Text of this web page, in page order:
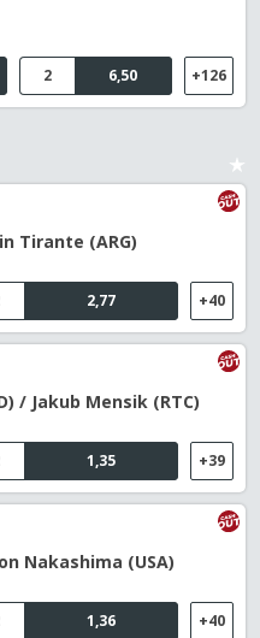
6,50
2 +126
Tirante (ARG)
2,77 +40
/ Jakub Mensik (RTC)
1,35 +39
Nakashima (USA)
1,36 +40